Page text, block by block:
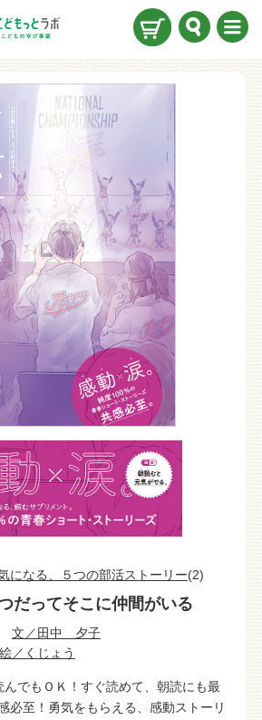
になる、５つの部活ストーリー(2)
だってそこに仲間がいる
文／田中 夕子
絵／くじょう
でもＯＫ！すぐ読めて、朝読にも最
必至！勇気をもらえる、感動ストーリ